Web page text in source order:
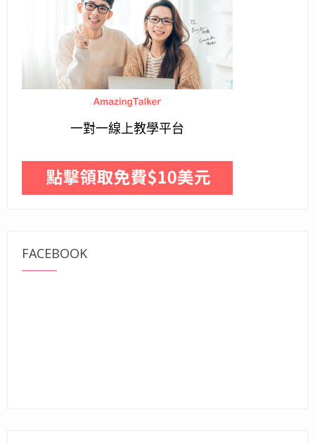
一對一線上教學平台
FACEBOOK